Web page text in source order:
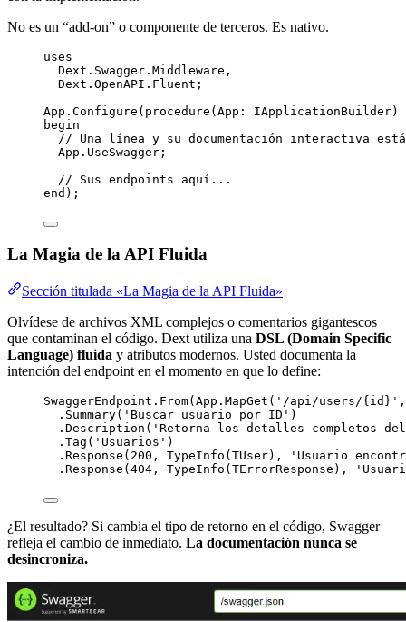
No es un “add-on” o componente de terceros. Es nativo.
uses
Dext.Swagger.Middleware,
Dext.OpenAPI.Fluent;
App.Configure(procedure(App: IApplicationBuilder)
begin
// Una línea y su documentación interactiva
App.UseSwagger;
// Sus endpoints aquí...
end );
La Magia de la API Fluida
Sección titulada «La Magia de la API Fluida»
Olvídese de archivos XML complejos o comentarios gigantescos
que contaminan el código. Dext utiliza una DSL (Domain Specific
Language) fluida y atributos modernos. Usted documenta la
intención del endpoint en el momento en que lo define:
SwaggerEndpoint. From(App.MapGet( ' /api/users/{id} '
.Summary( ' Buscar usuario por ID ' )
.Description( ' Retorna los detalles completos
.Tag( ' Usuarios ' )
.Response( 200 , TypeInfo(TUser), ' Usuario
.Response( 404 , TypeInfo(TErrorResponse), '
¿El resultado? Si cambia el tipo de retorno en el código, Swagger
refleja el cambio de inmediato. La documentación nunca se
desincroniza.